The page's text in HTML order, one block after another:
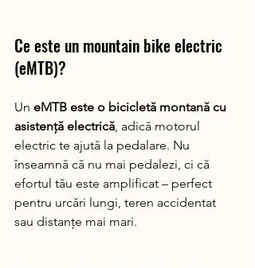
Ce este un mountain bike electric
(eMTB)?
Un eMTB este o bicicletă montană cu
asistență electrică, adică motorul
electric te ajută la pedalare. Nu
înseamnă că nu mai pedalezi, ci că
efortul tău este amplificat – perfect
pentru urcări lungi, teren accidentat
sau distanțe mai mari.